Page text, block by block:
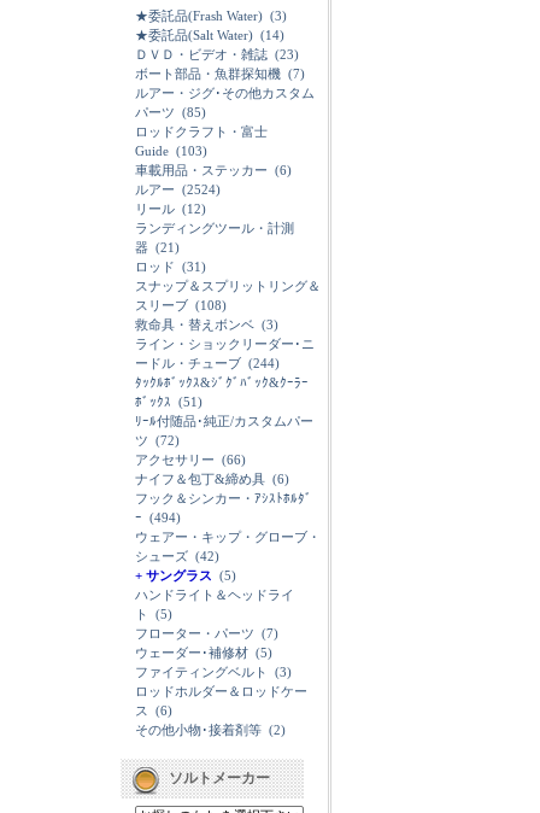
★委託品(Frash Water) (3)
★委託品(Salt Water) (14)
ＤＶＤ・ビデオ・雑誌 (23)
ボート部品・魚群探知機 (7)
ルアー・ジグ･その他カスタム
パーツ (85)
ロッドクラフト・富士
Guide (103)
車載用品・ステッカー (6)
ルアー (2524)
リール (12)
ランディングツール・計測
器 (21)
ロッド (31)
スナップ＆スプリットリング＆
スリーブ (108)
救命具・替えボンベ (3)
ライン・ショックリーダー･ニ
ードル・チューブ (244)
ﾀｯｸﾙﾎﾞｯｸｽ&ｼﾞｸﾞﾊﾞｯｸ&ｸｰﾗｰ
ﾎﾞｯｸｽ (51)
ﾘｰﾙ付随品･純正/カスタムパー
ツ (72)
アクセサリー (66)
ナイフ＆包丁&締め具 (6)
フック＆シンカー・ｱｼｽﾄﾎﾙﾀﾞ
ｰ (494)
ウェアー・キップ・グローブ・
シューズ (42)
+ サングラス (5)
ハンドライト＆ヘッドライ
ト
(5)
フローター・パーツ (7)
ウェーダー･補修材 (5)
ファイティングベルト
(3)
ロッドホルダー＆ロッドケー
ス
(6)
その他小物･接着剤等 (2)
ソルトメーカー